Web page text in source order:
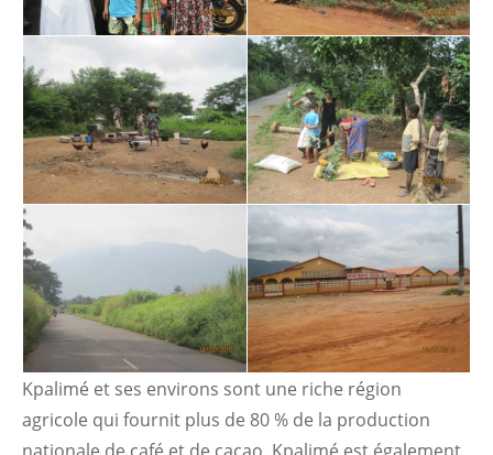
Kpalimé et ses environs sont une riche région
agricole qui fournit plus de 80 % de la production